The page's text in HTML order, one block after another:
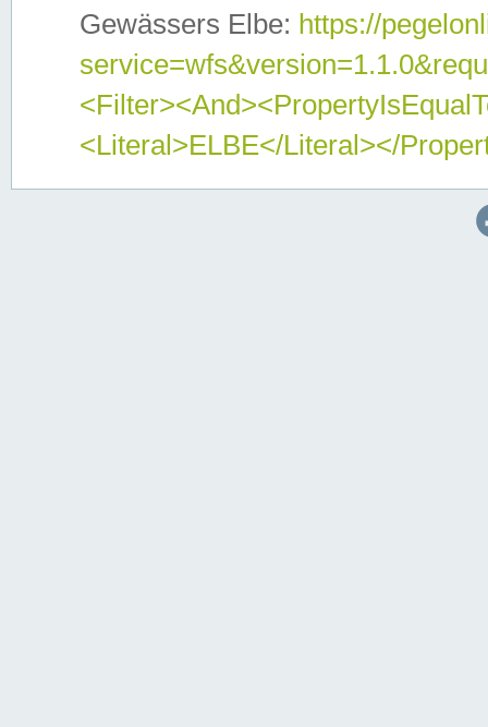
Gewässers Elbe: https://
<Literal>ELBE</Literal></